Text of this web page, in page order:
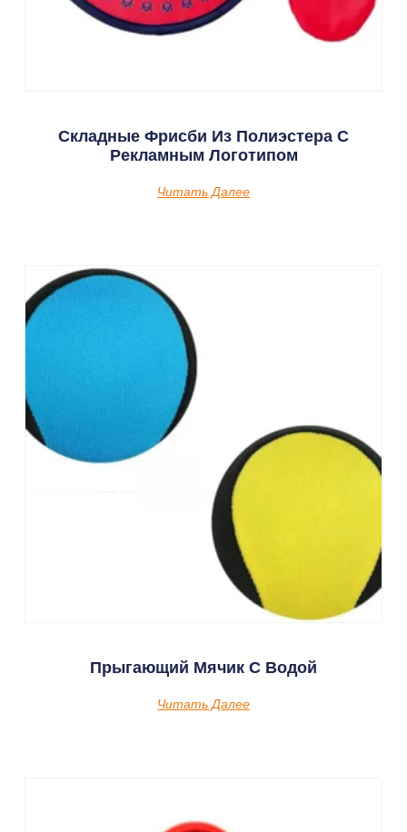
Складные Фрисби Из Полиэстера С
Рекламным Логотипом
Читать Далее
Прыгающий Мячик С Водой
Читать Далее